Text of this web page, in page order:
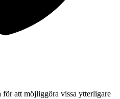
att möjliggöra vissa ytterligare